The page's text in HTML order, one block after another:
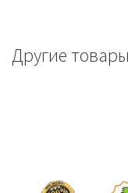
Другие